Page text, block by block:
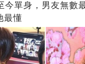
今單身，男友無數
最懂